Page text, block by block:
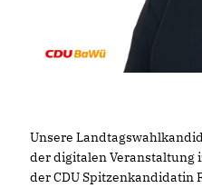
Unsere
der digitalen Veranstaltung
der CDU Spitzenkandidatin